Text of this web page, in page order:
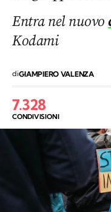
Entra nel nuovo
Kodami
diGIAMPIERO VALENZA
7.328
CONDIVISIONI